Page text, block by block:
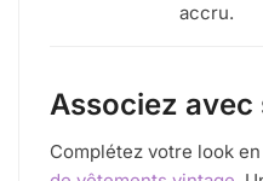
accru.
Associez avec
Complétez votre look